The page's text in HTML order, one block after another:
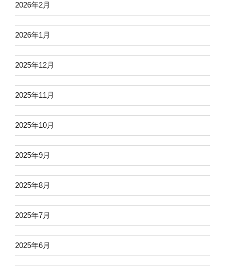
2026年2月
2026年1月
2025年12月
2025年11月
2025年10月
2025年9月
2025年8月
2025年7月
2025年6月